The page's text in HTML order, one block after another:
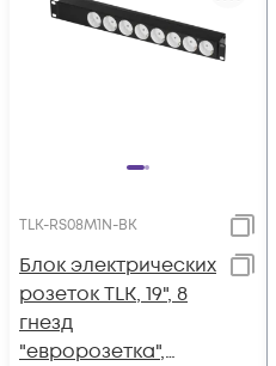
TLK-RS08M1N-BK
Блок электрических
розеток TLK, 19", 8
гнезд
"евророзетка",